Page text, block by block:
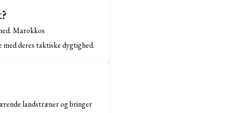
Marokkos
deres taktiske dygtighed.
landstræner og bringer